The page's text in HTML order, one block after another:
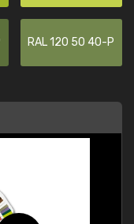
RAL 120 50 40-P